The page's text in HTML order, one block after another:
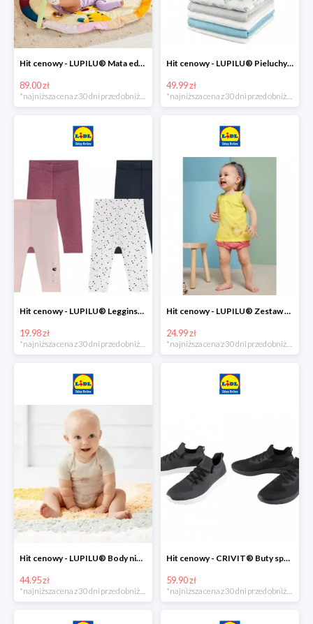
Hit cenowy - LUPILU® Mata edukacyjna dla niemowląt, 1 sztuka
89.00 zł
*najniższa cena z 30 dni przed obniżką
Hit cenowy - LUPILU® Pieluchy tetrowe 80x80 cm, z biobawełny, 5 sztuk
49.99 zł
*najniższa cena z 30 dni przed obniżką
Hit cenowy - LUPILU® Legginsy niemowlęce z biobawełną, 2 pary
19.98 zł
Hit cenowy - LUPILU® Zestaw dziecięcy z biobawełny (body + koszulka + spodenki), 1 komplet
24.99 zł
Hit cenowy - LUPILU® Body niemowlęce z biobawełny, z krótkim rękawem, 5 sztuk
44.95 zł
*najniższa cena z 30 dni przed obniżką
Hit cenowy - CRIVIT® Buty sportowe chłopięce WellWalk, 1 para
59.90 zł
*najniższa cena z 30 dni przed obniżką